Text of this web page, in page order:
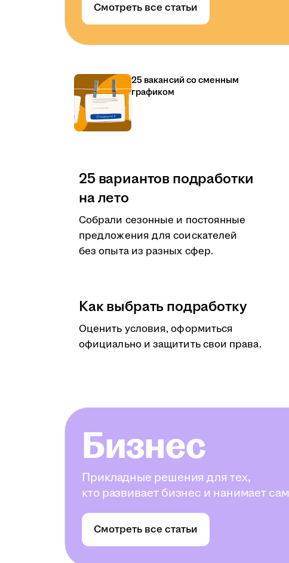
Смотреть все статьи
25 вакансий со сменным
графиком
25 вариантов подработки
на лето
Собрали сезонные и постоянные
предложения для соискателей
без опыта из разных сфер.
Как выбрать подработку
Оценить условия, оформиться
официально и защитить свои права.
Бизнес
Прикладные решения для тех,
кто развивает бизнес и нанимает сам
Смотреть все статьи